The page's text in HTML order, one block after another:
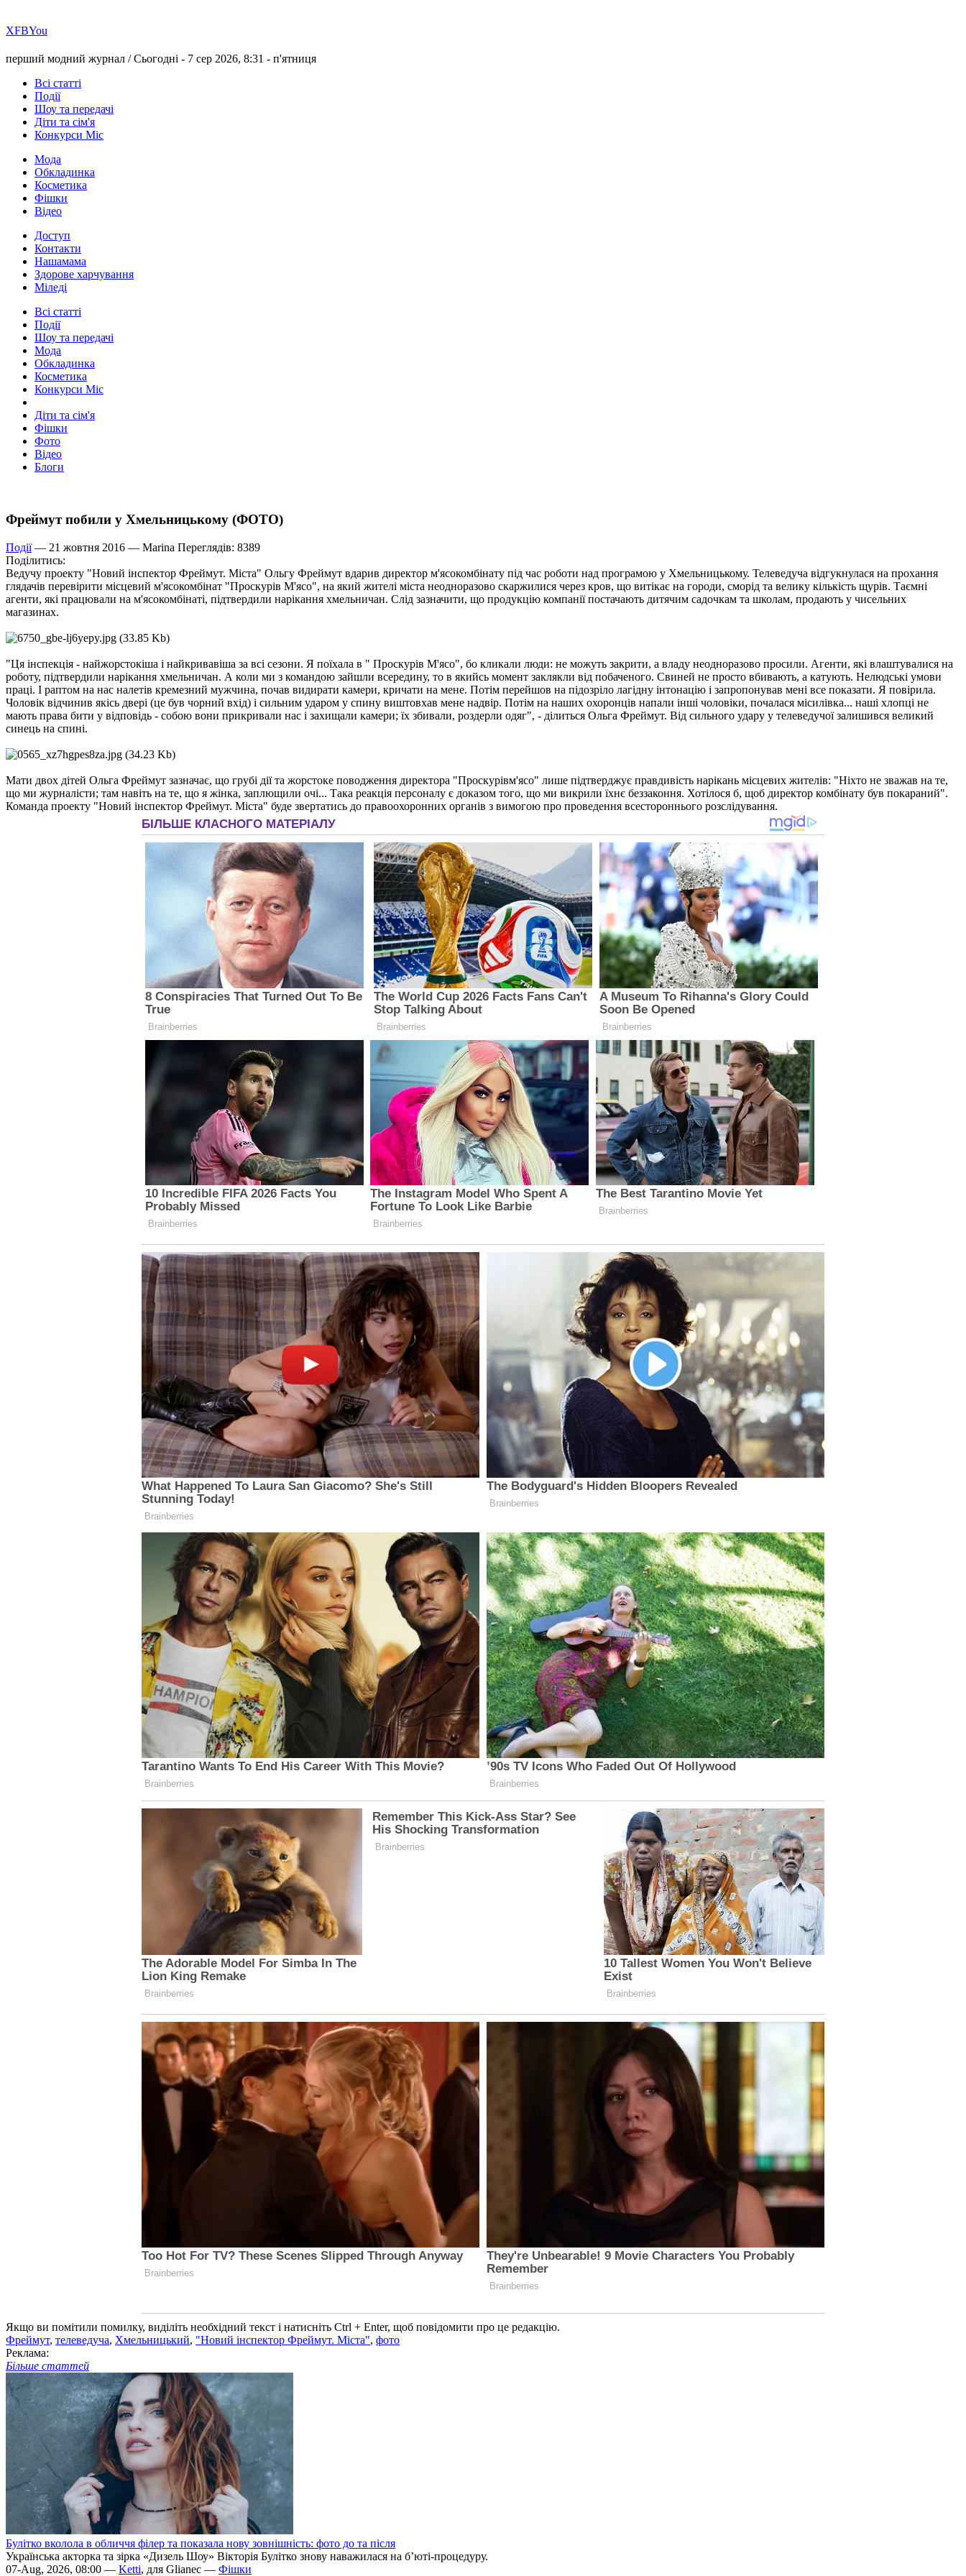
ХFBYou
перший модний журнал /Сьогодні - 7 сер 2026, 8:31 - п'ятниця
Всі статті
Події
Шоу та передачі
Діти та сім'я
Конкурси Міс
Мода
Обкладинка
Косметика
Фішки
Відео
Доступ
Контакти
Нашамама
Здорове харчування
Міледі
Всі статті
Події
Шоу та передачі
Мода
Обкладинка
Косметика
Конкурси Міс
Діти та сім'я
Фішки
Фото
Відео
Блоги
Фреймут побили у Хмельницькому (ФОТО)
Події— 21 жовтня 2016 — Marina Переглядів: 8389
Поділитись:
Ведучу проекту "Новий інспектор Фреймут. Міста" Ольгу Фреймут вдарив директор м'ясокомбінату під час роботи над програмою у Хмельницькому. Телеведуча відгукнулася на прохання
глядачів перевірити місцевий м'ясокомбінат "Проскурів М'ясо", на який жителі міста неодноразово скаржилися через кров, що витікає на городи, сморід та велику кількість щурів. Таємні
агенти, які працювали на м'ясокомбінаті, підтвердили нарікання хмельничан. Слід зазначити, що продукцію компанії постачають дитячим садочкам та школам, продають у чисельних
магазинах.
"Ця інспекція - найжорстокіша і найкривавіша за всі сезони. Я поїхала в " Проскурів М'ясо", бо кликали люди: не можуть закрити, а владу неодноразово просили. Агенти, які влаштувалися на
роботу, підтвердили нарікання хмельничан. А коли ми з командою зайшли всередину, то в якийсь момент заклякли від побаченого. Свиней не просто вбивають, а катують. Нелюдські умови
праці. І раптом на нас налетів кремезний мужчина, почав видирати камери, кричати на мене. Потім перейшов на підозріло лагідну інтонацію і запропонував мені все показати. Я повірила.
Чоловік відчинив якісь двері (це був чорний вхід) і сильним ударом у спину виштовхав мене надвір. Потім на наших охоронців напали інші чоловіки, почалася місилівка... наші хлопці не
мають права бити у відповідь - собою вони прикривали нас і захищали камери; їх збивали, роздерли одяг", - ділиться Ольга Фреймут. Від сильного удару у телеведучої залишився великий
синець на спині.
Мати двох дітей Ольга Фреймут зазначає, що грубі дії та жорстоке поводження директора "Проскурівм'ясо" лише підтверджує правдивість нарікань місцевих жителів: "Ніхто не зважав на те,
що ми журналісти; там навіть на те, що я жінка, заплющили очі... Така реакція персоналу є доказом того, що ми викрили їхнє беззаконня. Хотілося б, щоб директор комбінату був покараний".
Команда проекту "Новий інспектор Фреймут. Міста" буде звертатись до правоохоронних органів з вимогою про проведення всестороннього розслідування.
Якщо ви помітили помилку, виділіть необхідний текст і натисніть Ctrl + Enter, щоб повідомити про це редакцію.
Фреймут, телеведуча, Хмельницький, "Новий інспектор Фреймут. Міста", фото
Реклама:
Більше статтей
Булітко вколола в обличчя філер та показала нову зовнішність: фото до та після
Українська акторка та зірка «Дизель Шоу» Вікторія Булітко знову наважилася на б’юті-процедуру.
07-Aug, 2026, 08:00 — Ketti, для Glianec — Фішки